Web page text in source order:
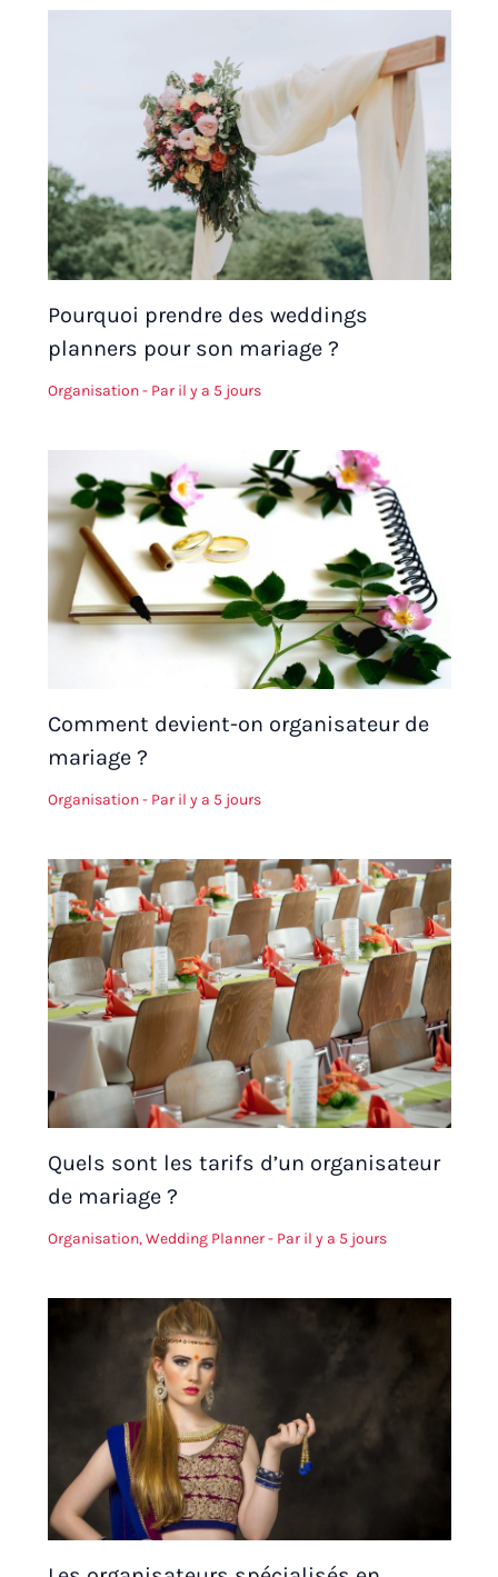
Pourquoi prendre des weddings
planners pour son mariage ?
Organisation- Par il y a 5 jours
Comment devient-on organisateur de
mariage ?
Organisation- Par il y a 5 jours
Quels sont les tarifs d’un organisateur
de mariage ?
Organisation,Wedding Planner- Par il y a 5 jours